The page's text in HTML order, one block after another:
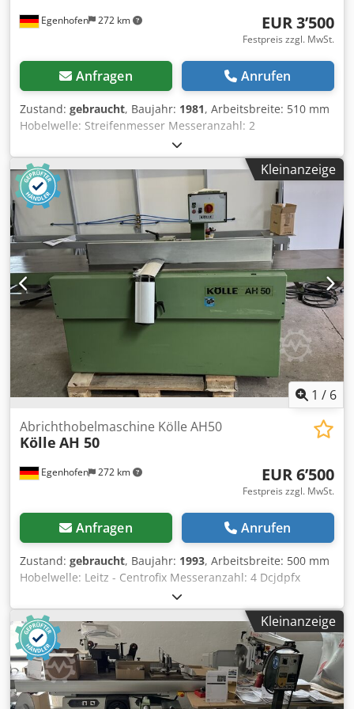
Egenhofen 272 km EUR 3’500
Festpreis zzgl. MwSt.
Anfragen Anrufen
Zustand: gebraucht, Baujahr: 1981, Arbeitsbreite: 510 mm
Hobelwelle: Streifenmesser Messeranzahl: 2
Abrichttischlänge: 2600 mm Verstellung Abrichttisch:
hydraulisch / Fußpedal Hohl- Spitzfugenverstellung: ja
Anzeige Spahnabnahme: Scala Anzeige Hohl- Spitzfuge:
Scala Dcodpfx Aoy Hqdgocyjk Abrichtanschlag Winkel
verstellbar: Ja Motorleistung: 5,5 kW Motorbremse: Ja,
automatisch Maschinenlänge: 2600 mm Maschinebreite:
1000mm Gewicht: 1050 kg
Kleinanzeige
1 / 6
Egenhofen 272 km
Abrichthobelmaschine Kölle AH50
Kölle AH 50
EUR 6’500
Festpreis zzgl. MwSt.
Anfragen Anrufen
Zustand: gebraucht, Baujahr: 1993, Arbeitsbreite: 500 mm
Hobelwelle: Leitz - Centrofix Messeranzahl: 4 Dcjdpfx
Asyhgiaecyok Abrichttischlänge: 2800 mm Verstellung
Abrichttisch: Hebel Anzeige Spahnabnahme: Scala
Abrichtanschlag Winkel verstellbar: ja Motorleistung: 5,5
kW Maschinenlänge: 2800 mm Maschinebreite: 1000mm
Gewicht: 900 kg
Kleinanzeige